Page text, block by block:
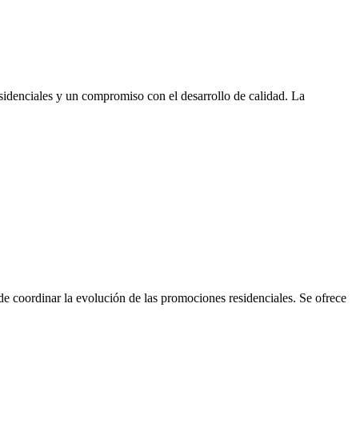
y un compromiso con el desarrollo de calidad. La
la evolución de las promociones residenciales. Se ofrece